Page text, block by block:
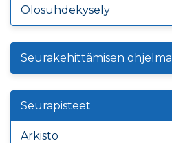
Olosuhdekysely
Seurakehittämisen ohjelma
Seurapisteet
Arkisto